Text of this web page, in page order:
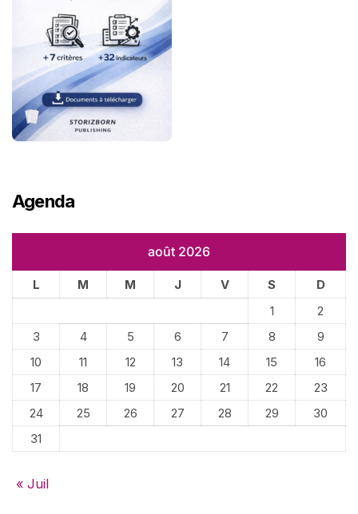
Agenda
août 2026
L M M J V S
D
1
2
3
4 5 6 7 8
9
10
11 12 13 14 15
16
17
18 19 20 21 22
23
24
25 26 27 28 29
30
31
« Juil